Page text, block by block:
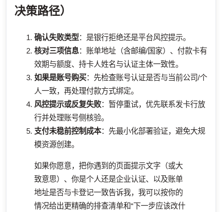
决策路径）
确认失败类型：是银行拒绝还是平台风控提示。
核对三项信息：账单地址（含邮编/国家）、付款卡有
效期与额度、持卡人姓名与认证主体一致性。
如果是账号购买：先检查账号认证是否与当前公司/个
人一致，再处理付款方式绑定。
风控提示或反复失败：暂停重试，优先联系发卡行放
行并处理账号侧核验。
支付未稳前控制成本：先最小化部署验证，避免大规
模资源创建。
如果你愿意，把你遇到的页面提示文字（或大
致意思）、你是个人还是企业认证、以及账单
地址是否与卡登记一致告诉我，我可以按你的
情况给出更精确的排查清单和“下一步应该改什